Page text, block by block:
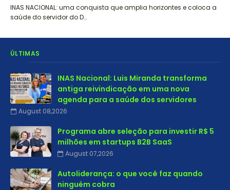
INAS NACIONAL: uma conquista que amplia horizontes e coloca a
saúde do servidor do D…
ÚLTIMAS
INAS Nacional: Luis Miranda transforma
antiga reivindicação em uma nova
agenda para a saúde dos servidores
August 08,2026
Programa abre seleção para investir R$ 5
milhões em startups B2B SaaS
August 07,2026
Autoliderança: o que você faz quando
ninguém cobra